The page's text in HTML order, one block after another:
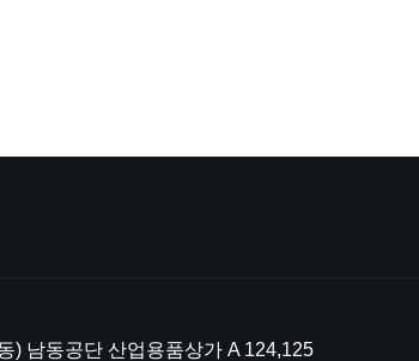
) 남동공단 산업용품상가 A 124,125